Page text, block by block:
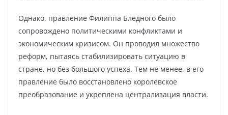
Однако, правление Филиппа Бледного было
сопровождено политическими конфликтами и
экономическим кризисом. Он проводил множество
реформ, пытаясь стабилизировать ситуацию в
стране, но без большого успеха. Тем не менее, в его
правление было восстановлено королевское
преобразование и укреплена централизация власти.